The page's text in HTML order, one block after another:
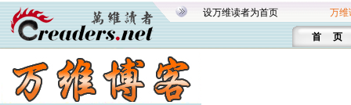
设万维读者为首页 万维
首 页